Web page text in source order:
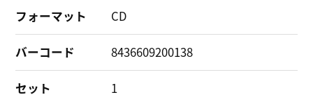
フォーマット CD
バーコード 8436609200138
セット 1